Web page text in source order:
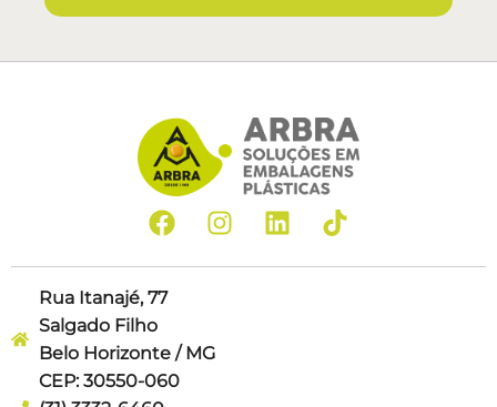
Rua Itanajé, 77
Salgado Filho
Belo Horizonte / MG
CEP: 30550-060